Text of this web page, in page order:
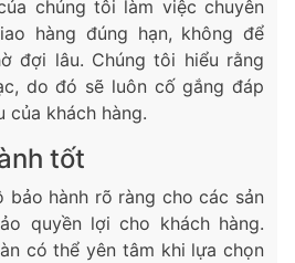
chúng tôi làm việc chuyên
hàng đúng hạn, không để
đợi lâu. Chúng tôi hiểu rằng
do đó sẽ luôn cố gắng đáp
của khách hàng.
tốt
bảo hành rõ ràng cho các sản
quyền lợi cho khách hàng.
có thể yên tâm khi lựa chọn